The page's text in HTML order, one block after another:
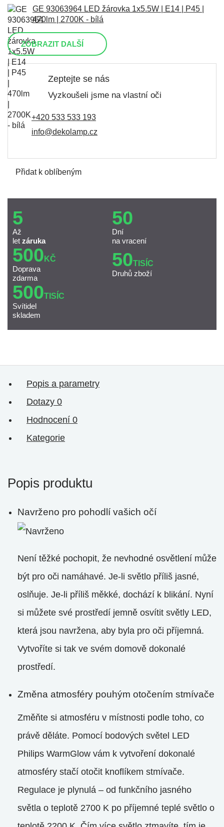
GE 93063964 LED žárovka 1x5.5W | E14 | P45 |
470lm | 2700K - bílá
ZOBRAZIT DALŠÍ
Zeptejte se nás
Vyzkoušeli jsme na vlastní oči
+420 533 533 193
info@dekolamp.cz
Přidat k oblíbeným
5
Až
let záruka
50
Dní
na vracení
500 KČ
Doprava
zdarma
50TISÍC
Druhů zboží
500TISÍC
Svítidel
skladem
Popis a parametry
Dotazy 0
Hodnocení 0
Kategorie
Popis produktu
Navrženo pro pohodlí vašich očí
Není těžké pochopit, že nevhodné osvětlení může
být pro oči namáhavé. Je-li světlo příliš jasné,
oslňuje. Je-li příliš měkké, dochází k blikání. Nyní
si můžete své prostředí jemně osvítit světly LED,
která jsou navržena, aby byla pro oči příjemná.
Vytvoříte si tak ve svém domově dokonalé
prostředí.
Změna atmosféry pouhým otočením stmívače
Změňte si atmosféru v místnosti podle toho, co
právě děláte. Pomocí bodových světel LED
Philips WarmGlow vám k vytvoření dokonalé
atmosféry stačí otočit knoflíkem stmívače.
Regulace je plynulá – od funkčního jasného
světla o teplotě 2700 K po příjemné teplé světlo o